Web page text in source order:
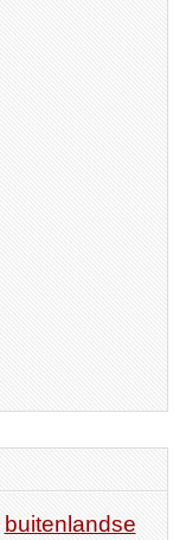
buitenlandse